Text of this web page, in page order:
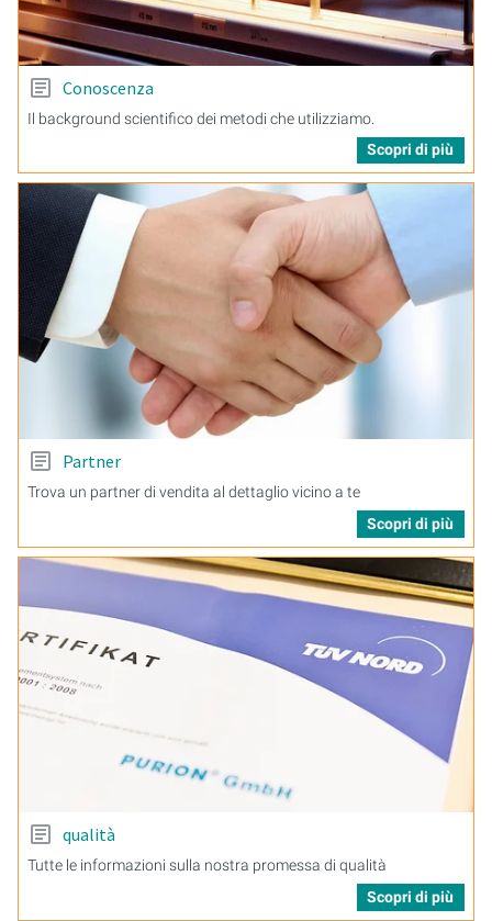
Conoscenza
Il background scientifico dei metodi che utilizziamo.
Scopri di più
Partner
Trova un partner di vendita al dettaglio vicino a te
Scopri di più
qualità
Tutte le informazioni sulla nostra promessa di qualità
Scopri di più